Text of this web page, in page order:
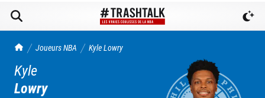
TrashTalk Actu NBA
Joueurs NBA KyleLowry
Kyle
Lowry